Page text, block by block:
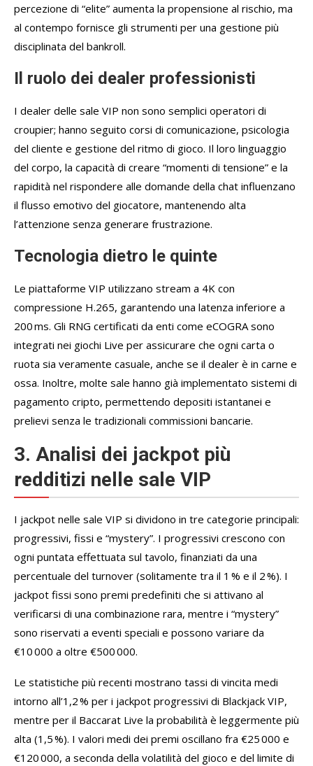
percezione di “elite” aumenta la propensione al rischio, ma
al contempo fornisce gli strumenti per una gestione più
disciplinata del bankroll.
Il ruolo dei dealer professionisti
I dealer delle sale VIP non sono semplici operatori di
croupier; hanno seguito corsi di comunicazione, psicologia
del cliente e gestione del ritmo di gioco. Il loro linguaggio
del corpo, la capacità di creare “momenti di tensione” e la
rapidità nel rispondere alle domande della chat influenzano
il flusso emotivo del giocatore, mantenendo alta
l’attenzione senza generare frustrazione.
Tecnologia dietro le quinte
Le piattaforme VIP utilizzano stream a 4K con
compressione H.265, garantendo una latenza inferiore a
200 ms. Gli RNG certificati da enti come eCOGRA sono
integrati nei giochi Live per assicurare che ogni carta o
ruota sia veramente casuale, anche se il dealer è in carne e
ossa. Inoltre, molte sale hanno già implementato sistemi di
pagamento cripto, permettendo depositi istantanei e
prelievi senza le tradizionali commissioni bancarie.
3. Analisi dei jackpot più
redditizi nelle sale VIP
I jackpot nelle sale VIP si dividono in tre categorie principali:
progressivi, fissi e “mystery”. I progressivi crescono con
ogni puntata effettuata sul tavolo, finanziati da una
percentuale del turnover (solitamente tra il 1 % e il 2 %). I
jackpot fissi sono premi predefiniti che si attivano al
verificarsi di una combinazione rara, mentre i “mystery”
sono riservati a eventi speciali e possono variare da
€10 000 a oltre €500 000.
Le statistiche più recenti mostrano tassi di vincita medi
intorno all’1,2 % per i jackpot progressivi di Blackjack VIP,
mentre per il Baccarat Live la probabilità è leggermente più
alta (1,5 %). I valori medi dei premi oscillano fra €25 000 e
€120 000, a seconda della volatilità del gioco e del limite di